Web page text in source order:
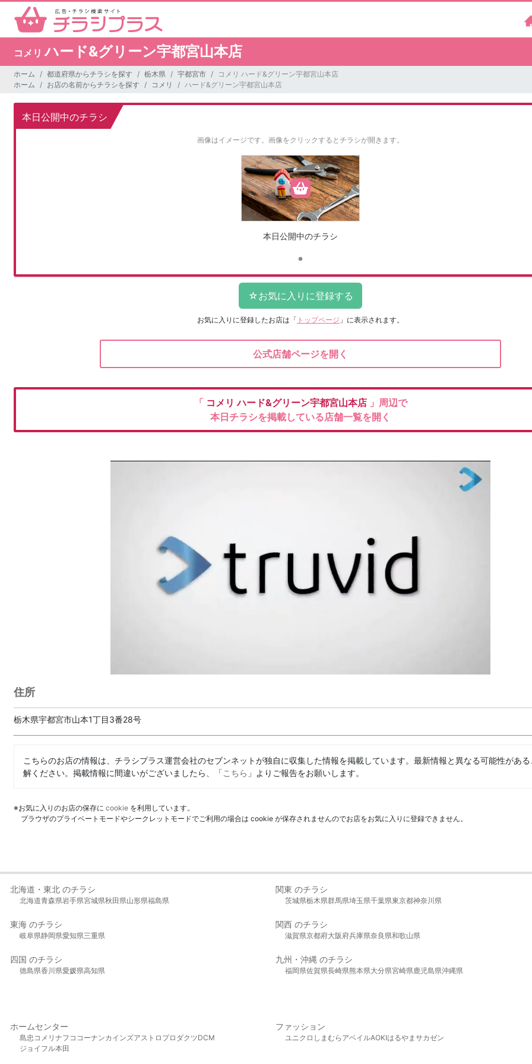
コメリハード&グリーン宇都宮山本店
ホーム 都道府県からチラシを探す 栃木県 宇都宮市
コメリ ハード&グリーン宇都宮山本店
ホーム
お店の名前からチラシを探す コメリ ハード&グリーン宇都宮山本店
本日公開中のチラシ
画像はイメージです。 画像をクリックするとチラシが開きます。
本日公開中のチラシ
お気に入りに登録したお店は 「 トップページ 」に表示されます。
公式店舗ページを開く
「 コメリハード&グリーン宇都宮山本店 」周辺で
本日チラシを掲載している店舗一覧を開く
住所
栃木県宇都宮市山本1丁目3番28号
こちらのお店の情報は、チラシプラス運営会社のセブンネットが独自に収集した情報を掲載しています。最新情報と異なる可能性があ
解ください。掲載情報に間違いがございましたら、「こちら 」よりご報告をお願いします。
※お気に入りのお店の保存に cookie を利用しています。
ブラウザのプライベートモードやシークレットモードでご利用の場合は cookie が保存されませんのでお店をお気に入りに登録できません。
北海道・東北 のチラシ
北海道青森県岩手県宮城県秋田県山形県福島県
関東 のチラシ
茨城県栃木県群馬県埼玉県千葉県東京都神奈川県
東海 のチラシ
岐阜県静岡県愛知県三重県
関西 のチラシ
滋賀県京都府大阪府兵庫県奈良県和歌山県
四国 のチラシ
徳島県香川県愛媛県高知県
九州・沖縄 のチラシ
福岡県佐賀県長崎県熊本県大分県宮崎県鹿児島県沖縄県
ホームセンター
島忠 コメリ ナフコ コーナンカインズアストロプロダクツDCM
ジョイフル本田
ファッション
ユニクロ しまむら アベイルAOKIはるやま サカゼン